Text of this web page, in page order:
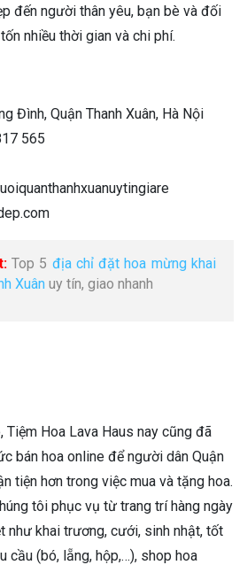
đến người thân yêu, bạn bè và đối
nhiều thời gian và chi phí.
Đình, Quận Thanh Xuân, Hà Nội
565
Top 5 địa chỉ đặt hoa mừng khai
Xuân uy tín, giao nhanh
Tiệm Hoa Lava Haus nay cũng đã
bán hoa online để người dân Quận
tiện hơn trong việc mua và tặng hoa.
tôi phục vụ từ trang trí hàng ngày
như khai trương, cưới, sinh nhật, tốt
cầu (bó, lẵng, hộp,…), shop hoa